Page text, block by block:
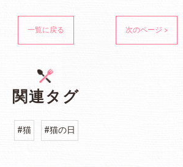
一覧に戻る 次のページ >
関連タグ
#猫 #猫の日